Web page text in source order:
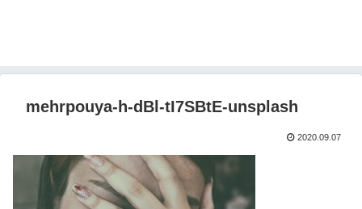
mehrpouya-h-dBl-tI7SBtE-unsplash
2020.09.07